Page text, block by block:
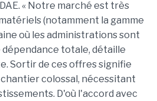
« Notre marché est très
(notamment la gamme
où les administrations sont
dépendance totale, détaille
Sortir de ces offres signifie
colossal, nécessitant
D'où l'accord avec